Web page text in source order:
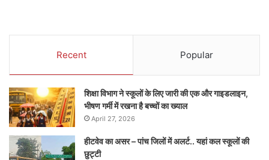
Recent Popular
शिक्षा विभाग ने स्कूलों के लिए जारी की एक और गाइडलाइन,
भीषण गर्मी में रखना है बच्चों का ख्याल
April 27, 2026
हीटवेव का असर – पांच जिलों में अलर्ट.. यहां कल स्कूलों की
छुट्टी